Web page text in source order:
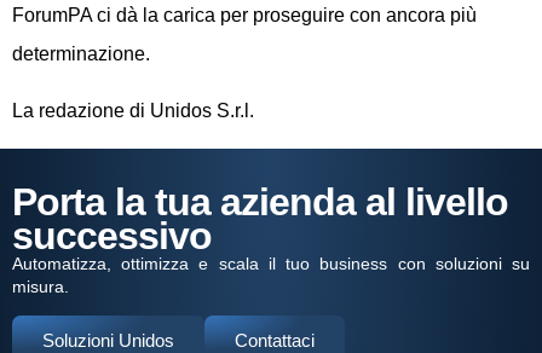
ForumPA ci dà la carica per proseguire con ancora più
determinazione.
La redazione di Unidos S.r.l.
Porta la tua azienda al livello
successivo
Automatizza, ottimizza e scala il tuo business con soluzioni su
misura.
Soluzioni Unidos Contattaci